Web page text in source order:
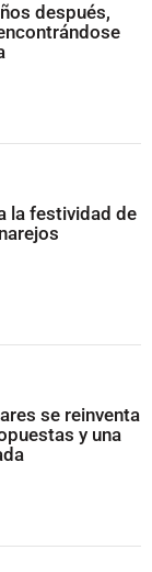
después,
la festividad de
se reinventa
y una